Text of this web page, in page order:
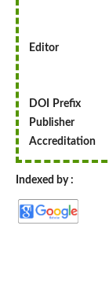
Editor
DOI Prefix
Publisher
Accreditation
Indexed by :